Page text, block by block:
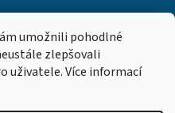
umožnili pohodlné
zlepšovali
uživatele. Více informací